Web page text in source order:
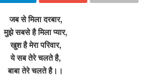
जब से मिला दरबार,
मुझे सबसे है मिला प्यार,
खुश है मेरा परिवार,
ये सब तेरे चलते है,
बाबा तेरे चलते है।।